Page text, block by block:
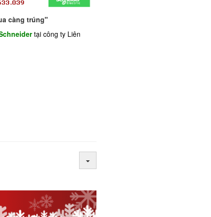
càng trúng"
tại công ty Liên